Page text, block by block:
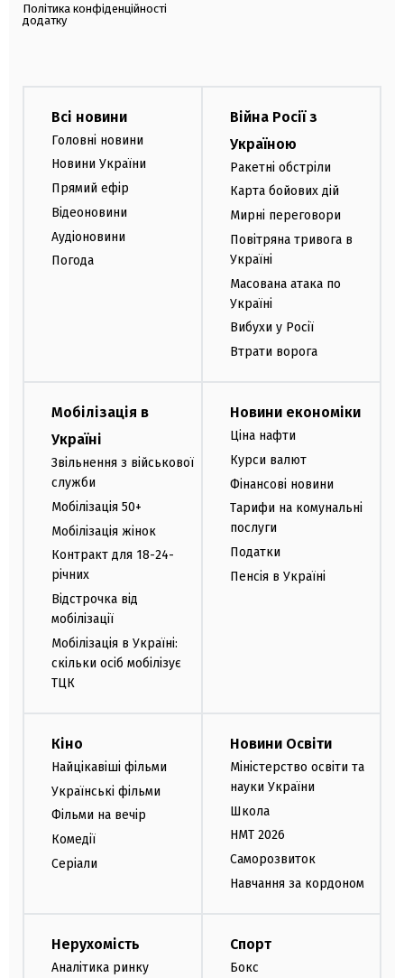
Політика конфіденційності
додатку
Всі новини
Головні новини
Новини України
Прямий ефір
Відеоновини
Аудіоновини
Погода
Війна Росії з
Україною
Ракетні обстріли
Карта бойових дій
Мирні переговори
Повітряна тривога в
Україні
Масована атака по
Україні
Вибухи у Росії
Втрати ворога
Мобілізація в
Україні
Звільнення з військової
служби
Мобілізація 50+
Мобілізація жінок
Контракт для 18-24-
річних
Відстрочка від
мобілізації
Мобілізація в Україні:
скільки осіб мобілізує
ТЦК
Новини економіки
Ціна нафти
Курси валют
Фінансові новини
Тарифи на комунальні
послуги
Податки
Пенсія в Україні
Кіно
Найцікавіші фільми
Українські фільми
Фільми на вечір
Комедії
Серіали
Новини Освіти
Міністерство освіти та
науки України
Школа
НМТ 2026
Саморозвиток
Навчання за кордоном
Нерухомість
Аналітика ринку
Спорт
Бокс